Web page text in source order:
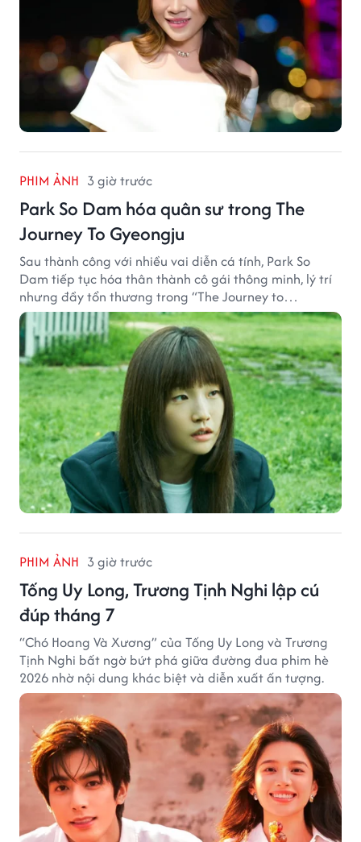
PHIM ẢNH 3 giờ trước
Park So Dam hóa quân sư trong The
Journey To Gyeongju
Sau thành công với nhiều vai diễn cá tính, Park So
Dam tiếp tục hóa thân thành cô gái thông minh, lý trí
nhưng đầy tổn thương trong “The Journey to
Gyeongju”.
PHIM ẢNH 3 giờ trước
Tống Uy Long, Trương Tịnh Nghi lập cú
đúp tháng 7
“Chó Hoang Và Xương” của Tống Uy Long và Trương
Tịnh Nghi bất ngờ bứt phá giữa đường đua phim hè
2026 nhờ nội dung khác biệt và diễn xuất ấn tượng.